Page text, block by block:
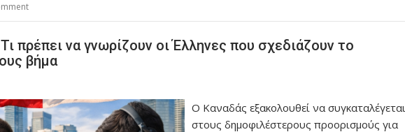
πρέπει να γνωρίζουν οι Έλληνες που σχεδιάζουν το
βήμα
Ο Καναδάς εξακολουθεί να συγκαταλέγεται
στους δημοφιλέστερους προορισμούς για